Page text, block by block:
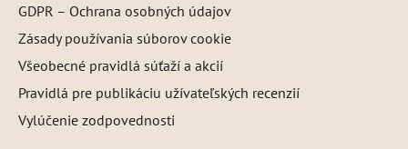
GDPR – Ochrana osobných údajov
Zásady používania súborov cookie
Všeobecné pravidlá súťaží a akcií
Pravidlá pre publikáciu užívateľských recenzií
Vylúčenie zodpovednosti